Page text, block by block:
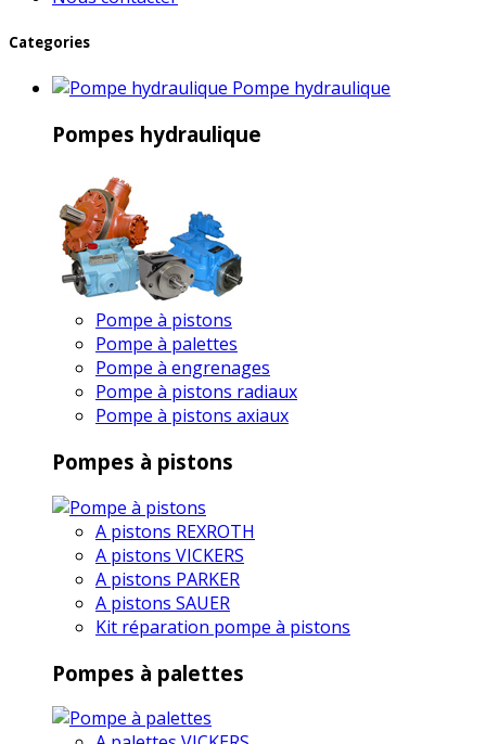
Categories
Pompe hydraulique
Pompes hydraulique
Pompe à pistons
Pompe à palettes
Pompe à engrenages
Pompe à pistons radiaux
Pompe à pistons axiaux
Pompes à pistons
A pistons REXROTH
A pistons VICKERS
A pistons PARKER
A pistons SAUER
Kit réparation pompe à pistons
Pompes à palettes